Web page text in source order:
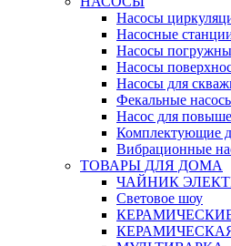
Насосы
Насосные
Насосы
Насосы
Насосы для
Фекальные
Насос для
Комплектующие
Вибрационные
ТОВАРЫ ДЛЯ ДОМА
ЧАЙНИК
Световое шоу